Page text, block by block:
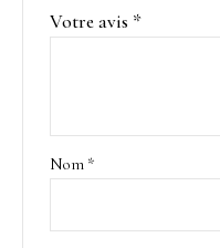
Votre avis *
Nom *